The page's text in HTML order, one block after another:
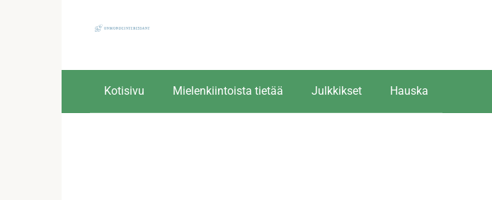
Kotisivu Mielenkiintoista tietää Julkkikset Hauska